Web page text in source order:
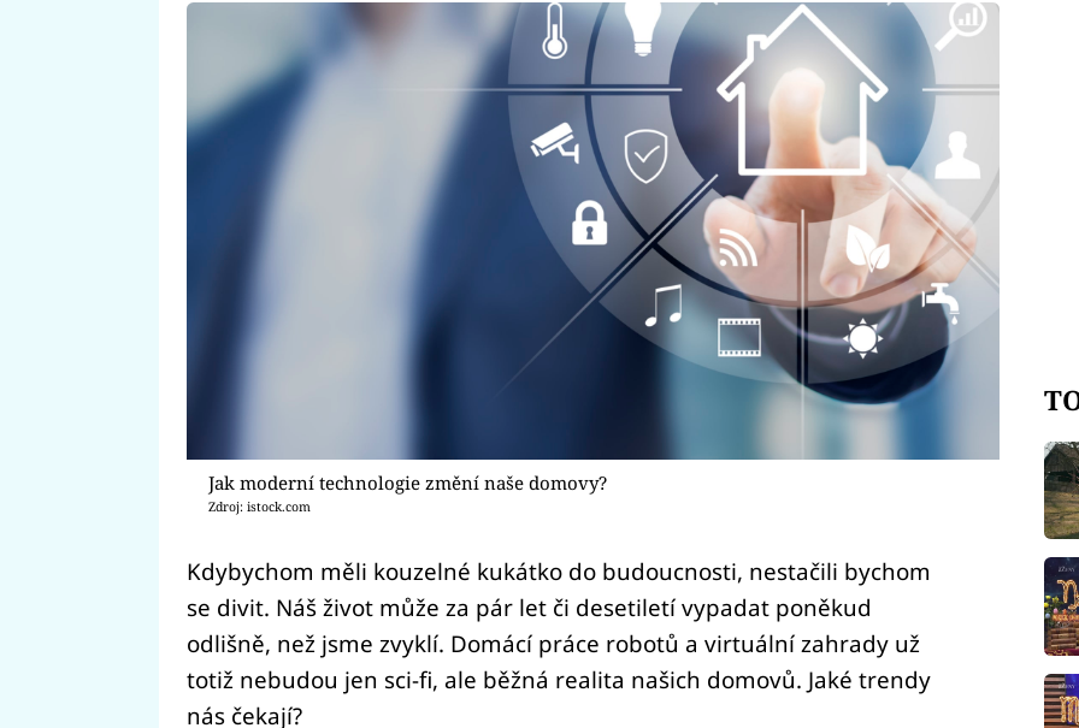
Jak moderní technologie změní naše domovy?
Zdroj: istock.com
Kdybychom měli kouzelné kukátko do budoucnosti, nestačili bychom
se divit. Náš život může za pár let či desetiletí vypadat poněkud
odlišně, než jsme zvyklí. Domácí práce robotů a virtuální zahrady už
totiž nebudou jen sci-fi, ale běžná realita našich domovů. Jaké trendy
nás čekají?